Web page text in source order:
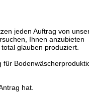
jeden Auftrag von
Ihnen anzubieten
glauben produziert.
hat.